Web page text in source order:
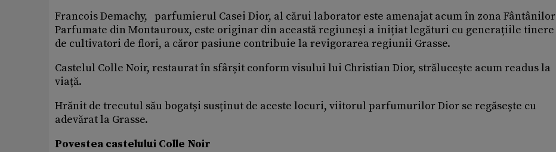
Francois Demachy, parfumierul Casei Dior, al cărui laborator este amenajat acum în zona Fântânilor
Parfumate din Montauroux, este originar din această regiuneși a inițiat legături cu generațiile tinere
de cultivatori de flori, a căror pasiune contribuie la revigorarea regiunii Grasse.
Castelul Colle Noir, restaurat în sfârșit conform visului lui Christian Dior, strălucește acum readus la
viață.
Hrănit de trecutul său bogatși susținut de aceste locuri, viitorul parfumurilor Dior se regăsește cu
adevărat la Grasse.
Povestea castelului Colle Noir